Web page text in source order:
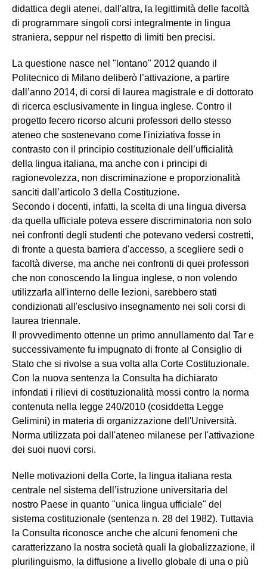
didattica degli atenei, dall'altra, la legittimità delle facoltà
di programmare singoli corsi integralmente in lingua
straniera, seppur nel rispetto di limiti ben precisi.
La questione nasce nel "lontano" 2012 quando il
Politecnico di Milano deliberò l’attivazione, a partire
dall’anno 2014, di corsi di laurea magistrale e di dottorato
di ricerca esclusivamente in lingua inglese. Contro il
progetto fecero ricorso alcuni professori dello stesso
ateneo che sostenevano come l'iniziativa fosse in
contrasto con il principio costituzionale dell’ufficialità
della lingua italiana, ma anche con i principi di
ragionevolezza, non discriminazione e proporzionalità
sanciti dall’articolo 3 della Costituzione.
Secondo i docenti, infatti, la scelta di una lingua diversa
da quella ufficiale poteva essere discriminatoria non solo
nei confronti degli studenti che potevano vedersi costretti,
di fronte a questa barriera d'accesso, a scegliere sedi o
facoltà diverse, ma anche nei confronti di quei professori
che non conoscendo la lingua inglese, o non volendo
utilizzarla all'interno delle lezioni, sarebbero stati
condizionati all'esclusivo insegnamento nei soli corsi di
laurea triennale.
Il provvedimento ottenne un primo annullamento dal Tar e
successivamente fu impugnato di fronte al Consiglio di
Stato che si rivolse a sua volta alla Corte Costituzionale.
Con la nuova sentenza la Consulta ha dichiarato
infondati i rilievi di costituzionalità mossi contro la norma
contenuta nella legge 240/2010 (cosiddetta Legge
Gelimini) in materia di organizzazione dell'Università.
Norma utilizzata poi dall'ateneo milanese per l'attivazione
dei suoi nuovi corsi.
Nelle motivazioni della Corte, la lingua italiana resta
centrale nel sistema dell’istruzione universitaria del
nostro Paese in quanto "unica lingua ufficiale" del
sistema costituzionale (sentenza n. 28 del 1982). Tuttavia
la Consulta riconosce anche che alcuni fenomeni che
caratterizzano la nostra società quali la globalizzazione, il
plurilinguismo, la diffusione a livello globale di una o più